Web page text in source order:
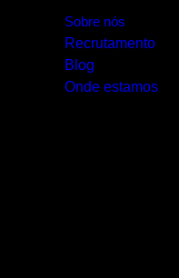
Sobre nós
Recrutamento
Blog
Onde estamos